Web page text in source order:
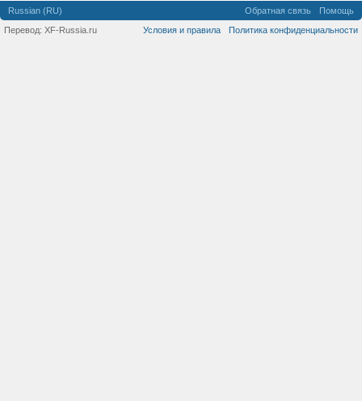
Russian (RU) Обратная связь
Помощь
Условия и правила
Политика конфиденциальности
Перевод: XF-Russia.ru